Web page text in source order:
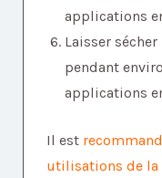
applications
Laisser
pendant
applications
Il est
utilisations de la